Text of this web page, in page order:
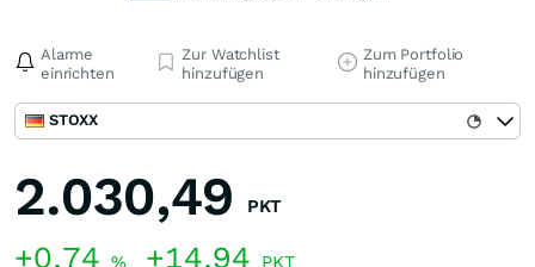
Alarme
einrichten
Zur Watchlist
hinzufügen
Zum Portfolio
hinzufügen
STOXX
2.030,49 PKT
+0,74 % +14,94 PKT